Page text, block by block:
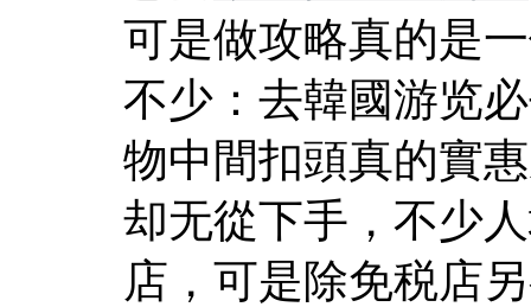
可是做攻略真的是
不少：去韓國游览
物中間扣頭真的實
却无從下手，不少
店，可是除免税店